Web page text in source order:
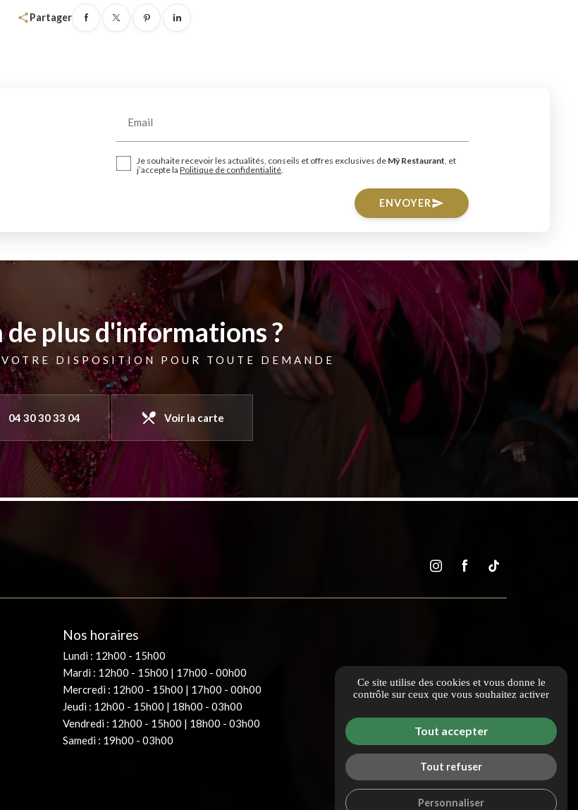
share Partager
Email
Je souhaite recevoir les actualités, conseils et offres exclusives de Mÿ Restaurant, et
j’accepte laPolitique de confidentialité.
ENVOYERsend
de plus d'informations ?
DISPOSITION POUR TOUTE DEMANDE
04 30 30 33 04 local_dining Voir la carte
Nos horaires
Lundi : 12h00 - 15h00
Mardi : 12h00 - 15h00 | 17h00 - 00h00
Mercredi : 12h00 - 15h00 | 17h00 - 00h00
Jeudi : 12h00 - 15h00 | 18h00 - 03h00
Vendredi : 12h00 - 15h00 | 18h00 - 03h00
Samedi : 19h00 - 03h00
Ce site utilise des cookies et vous donne le
contrôle sur ceux que vous souhaitez activer
Tout accepter
Tout refuser
Personnaliser